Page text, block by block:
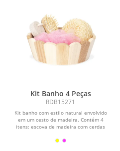
Kit Banho 4 Peças
RDB15271
Kit banho com estilo natural envolvido
em um cesto de madeira. Contém 4
itens: escova de madeira com cerdas